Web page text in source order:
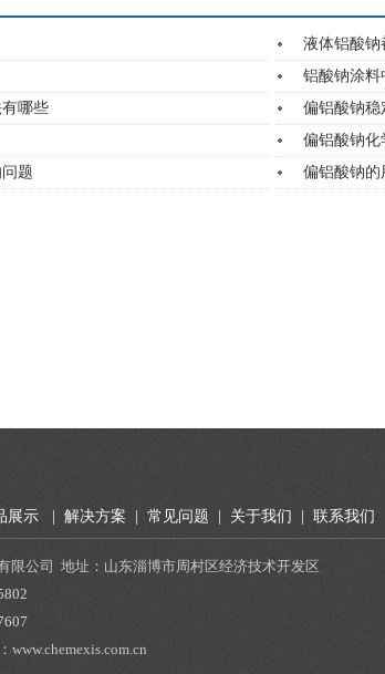
液体铝酸钠
铝酸钠涂料
哪些
偏铝酸钠稳
偏铝酸钠化
题
偏铝酸钠的
展示 解决方案 常见问题 关于我们 联系我们
限公司 地址：山东淄博市周村区经济技术开发区
www.chemexis.com.cn